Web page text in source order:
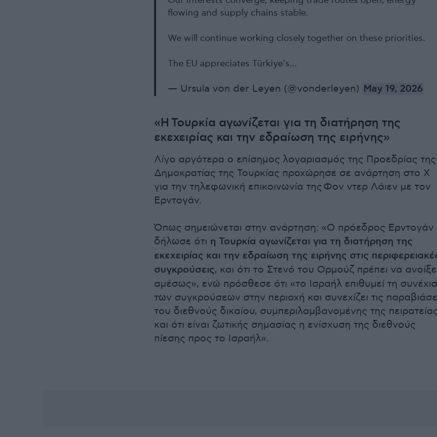
flowing and supply chains stable.
We will continue working closely together on these priorities.
The EU appreciates Türkiye’s…
— Ursula von der Leyen (@vonderleyen) May 19, 2026
«Η Τουρκία αγωνίζεται για τη διατήρηση της
εκεχειρίας και την εδραίωση της ειρήνης»
Λίγο αργότερα ο επίσημος λογαριασμός της Προεδρίας της
Δημοκρατίας της Τουρκίας προχώρησε σε ανάρτηση στο Χ
για την τηλεφωνική επικοινωνία της Φον ντερ Λάιεν με τον
Ερντογάν.
Όπως σημειώνεται στην ανάρτηση: «Ο πρόεδρος Ερντογάν
δήλωσε ότι η Τουρκία αγωνίζεται για τη διατήρηση της
εκεχειρίας και την εδραίωση της ειρήνης στις
συγκρούσεις, και ότι το Στενό του Ορμούζ πρέπει να
αμέσως», ενώ πρόσθεσε ότι «το Ισραήλ επιθυμεί τη
των συγκρούσεων στην περιοχή και συνεχίζει τις
του διεθνούς δικαίου, συμπεριλαμβανομένης της
και ότι είναι ζωτικής σημασίας η ενίσχυση της διεθνούς
πίεσης προς το Ισραήλ».